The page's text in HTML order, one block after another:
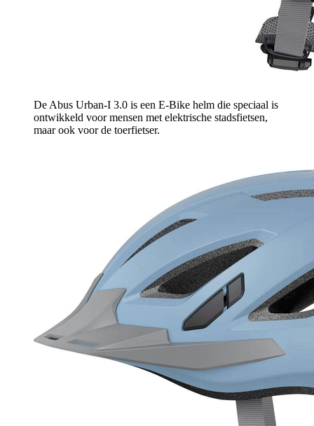
De Abus Urban-I 3.0 is een E-Bike helm die speciaal is
ontwikkeld voor mensen met elektrische stadsfietsen,
maar ook voor de toerfietser.